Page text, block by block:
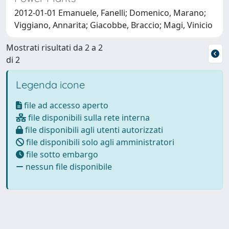
2012-01-01 Emanuele, Fanelli; Domenico, Marano;
Viggiano, Annarita; Giacobbe, Braccio; Magi, Vinicio
Mostrati risultati da 2 a 2
di 2
Legenda icone
file ad accesso aperto
file disponibili sulla rete interna
file disponibili agli utenti autorizzati
file disponibili solo agli amministratori
file sotto embargo
nessun file disponibile